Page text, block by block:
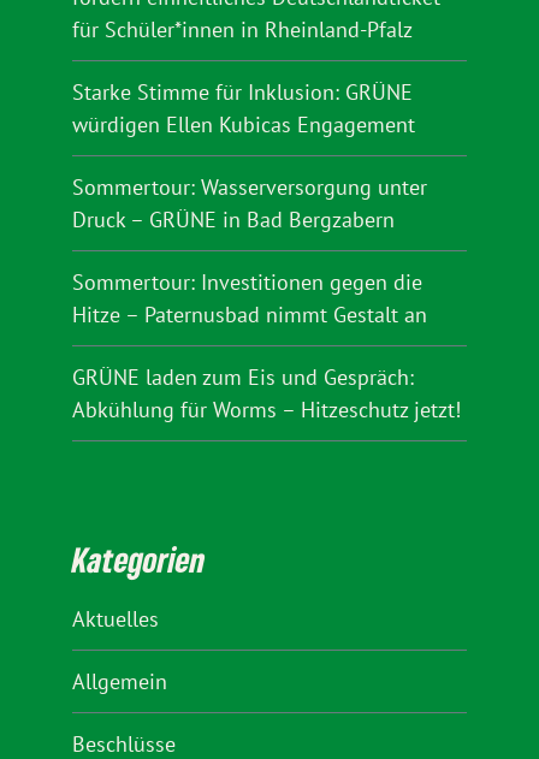
für Schüler*innen in Rheinland-Pfalz
Starke Stimme für Inklusion: GRÜNE
würdigen Ellen Kubicas Engagement
Sommertour: Wasserversorgung unter
Druck – GRÜNE in Bad Bergzabern
Sommertour: Investitionen gegen die
Hitze – Paternusbad nimmt Gestalt an
GRÜNE laden zum Eis und Gespräch:
Abkühlung für Worms – Hitzeschutz jetzt!
Kategorien
Aktuelles
Allgemein
Beschlüsse